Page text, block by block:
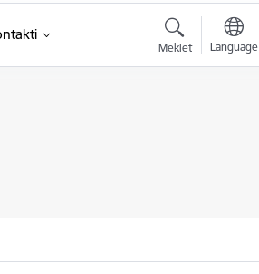
Meklēt Language